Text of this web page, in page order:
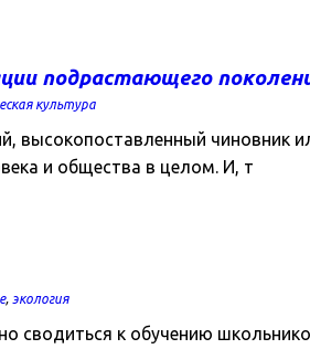
подрастающего
культура
чиновник
и общества в целом. И, т
, экология
к обучению